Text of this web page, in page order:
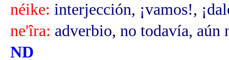
néike: interjección, ¡vamos!,
ne'îra: adverbio, no todavía, aún
ND